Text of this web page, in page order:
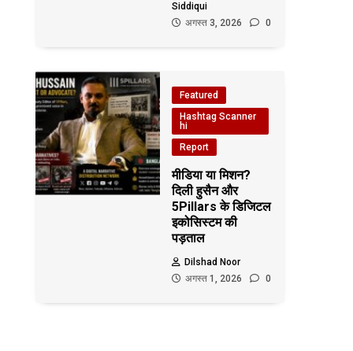
Siddiqui
अगस्त 3, 2026
0
Featured
Hashtag Scanner
hi
Report
मीडिया या मिशन?
दिली हुसैन और
5Pillars के डिजिटल
इकोसिस्टम की
पड़ताल
Dilshad Noor
अगस्त 1, 2026
0